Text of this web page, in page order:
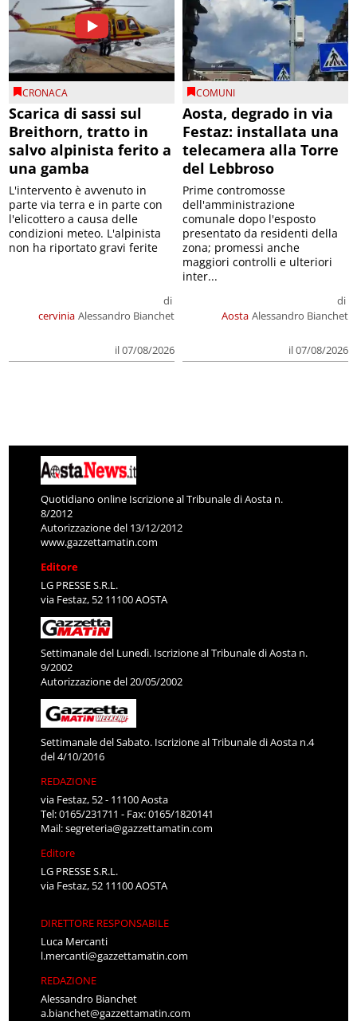
CRONACA
Scarica di sassi sul
Breithorn, tratto in
salvo alpinista ferito a
una gamba
cervinia
di
Alessandro Bianchet
il 07/08/2026
L'intervento è avvenuto in
parte via terra e in parte con
l'elicottero a causa delle
condizioni meteo. L'alpinista
non ha riportato gravi ferite
COMUNI
Aosta, degrado in via
Festaz: installata una
telecamera alla Torre
del Lebbroso
Aosta
di
Alessandro Bianchet
il 07/08/2026
Prime contromosse
dell'amministrazione
comunale dopo l'esposto
presentato da residenti della
zona; promessi anche
maggiori controlli e ulteriori
inter...
Quotidiano online Iscrizione al Tribunale di Aosta n.
8/2012
Autorizzazione del 13/12/2012
www.gazzettamatin.com
Editore
LG PRESSE S.R.L.
via Festaz, 52 11100 AOSTA
Settimanale del Lunedì. Iscrizione al Tribunale di Aosta n.
9/2002
Autorizzazione del 20/05/2002
Settimanale del Sabato. Iscrizione al Tribunale di Aosta n.4
del 4/10/2016
REDAZIONE
via Festaz, 52 - 11100 Aosta
Tel: 0165/231711 - Fax: 0165/1820141
Mail:segreteria@gazzettamatin.com
Editore
LG PRESSE S.R.L.
via Festaz, 52 11100 AOSTA
DIRETTORE RESPONSABILE
Luca Mercanti
l.mercanti@gazzettamatin.com
REDAZIONE
Alessandro Bianchet
a.bianchet@gazzettamatin.com